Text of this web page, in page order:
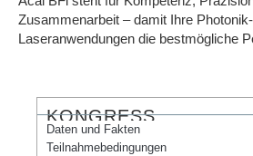
Zusammenarbeit – damit Ihre
Laseranwendungen die bestmögliche
KONGRESS
Daten und Fakten
Teilnahmebedingungen